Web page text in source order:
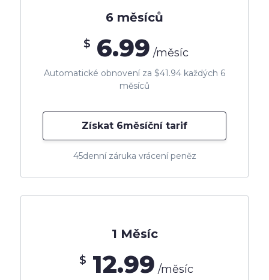
1 Měsíc
$ 12.99 /měsíc
6 měsíců
$ 6.99 /měsíc
Automatické obnovení za $41.94 každých 6
měsíců
Získat 6měsíční tarif
45denní záruka vrácení peněz